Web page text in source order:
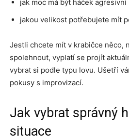
jak moc má být háček
jakou velikost potřebujete mít
Jestli chcete mít v krabičce něco,
spolehnout, vyplatí se projít
vybrat si podle typu lovu. Ušetří
pokusy s improvizací.
Jak vybrat správný
situace